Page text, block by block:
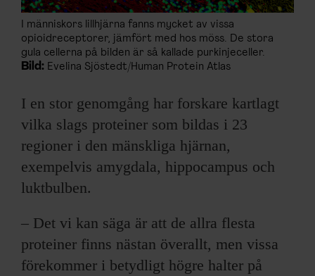
I människors lillhjärna fanns mycket av vissa
opioidreceptorer, jämfört med hos möss. De stora
gula cellerna på bilden är så kallade purkinjeceller.
Bild: Evelina Sjöstedt/Human Protein Atlas
I en stor genomgång har forskare kartlagt
vilka slags proteiner som bildas i 23
regioner i den mänskliga hjärnan,
exempelvis amygdala, hippocampus och
luktbulben.
– Det vi kan säga är att de allra flesta
proteiner finns nästan överallt, men vissa
förekommer i betydligt högre halter på